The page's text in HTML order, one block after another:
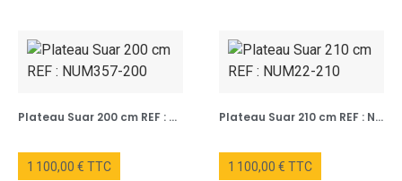
Plateau Suar 200 cm REF : NUM357-200
1 100,00 € TTC
Plateau Suar 210 cm REF : NUM22-210
1 100,00 € TTC